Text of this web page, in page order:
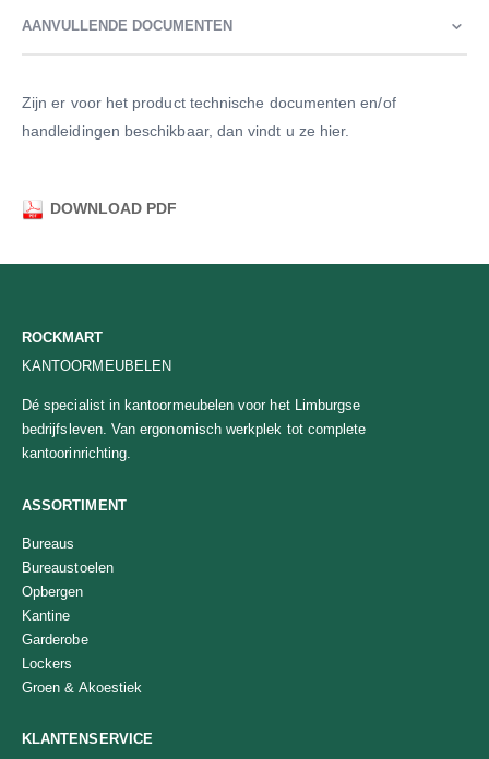
AANVULLENDE DOCUMENTEN
Zijn er voor het product technische documenten en/of
handleidingen beschikbaar, dan vindt u ze hier.
DOWNLOAD PDF
ROCKMART
KANTOORMEUBELEN
Dé specialist in kantoormeubelen voor het Limburgse
bedrijfsleven. Van ergonomisch werkplek tot complete
kantoorinrichting.
ASSORTIMENT
Bureaus
Bureaustoelen
Opbergen
Kantine
Garderobe
Lockers
Groen & Akoestiek
KLANTENSERVICE